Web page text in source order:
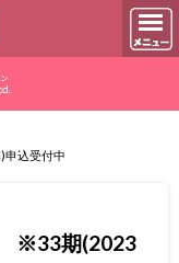
込受付中
※33期(2023